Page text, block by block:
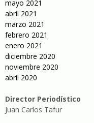
mayo 2021
abril 2021
marzo 2021
febrero 2021
enero 2021
diciembre 2020
noviembre 2020
abril 2020
Director Periodístico
Juan Carlos Tafur